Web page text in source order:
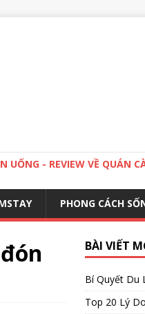
UỐNG - REVIEW VỀ QUÁN
PHONG CÁCH
BÀI VIẾT
Bí Quyết Du
Top 20 Lý